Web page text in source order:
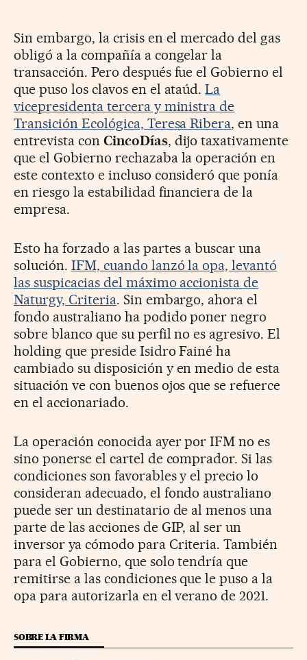
Sin embargo, la crisis en el mercado del gas
obligó a la compañía a congelar la
transacción. Pero después fue el Gobierno el
que puso los clavos en el ataúd.La
vicepresidenta tercera y ministra de
Transición Ecológica, Teresa Ribera, en una
entrevista con CincoDías, dijo taxativamente
que el Gobierno rechazaba la operación en
este contexto e incluso consideró que ponía
en riesgo la estabilidad financiera de la
empresa.
Esto ha forzado a las partes a buscar una
solución. IFM, cuando lanzó la opa, levantó
las suspicacias del máximo accionista de
Naturgy, Criteria. Sin embargo, ahora el
fondo australiano ha podido poner negro
sobre blanco que su perfil no es agresivo. El
holding que preside Isidro Fainé ha
cambiado su disposición y en medio de esta
situación ve con buenos ojos que se refuerce
en el accionariado.
La operación conocida ayer por IFM no es
sino ponerse el cartel de comprador. Si las
condiciones son favorables y el precio lo
consideran adecuado, el fondo australiano
puede ser un destinatario de al menos una
parte de las acciones de GIP, al ser un
inversor ya cómodo para Criteria. También
para el Gobierno, que solo tendría que
remitirse a las condiciones que le puso a la
opa para autorizarla en el verano de 2021.
SOBRE LA FIRMA